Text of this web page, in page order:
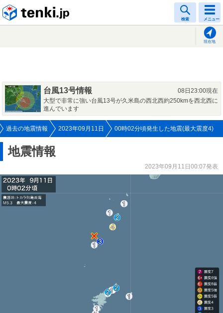
検索 メニュー
現在地
台風13号情報
08日23:00現在
大型で非常に強い台風13号が久米島の西北西約250kmを西北西に
進んでいます
過去の地震情報 2023年09月11日 00時02分頃発生した地震(最大震度4)
地震情報
2023年09月11日00:07発表